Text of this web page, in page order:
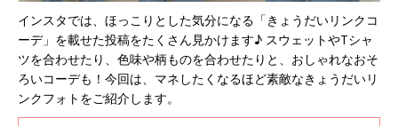
インスタでは、ほっこりとした気分になる「きょうだいリンクコ
ーデ」を載せた投稿をたくさん見かけます♪ スウェットやTシャ
ツを合わせたり、色味や柄ものを合わせたりと、おしゃれなおそ
ろいコーデも！今回は、マネしたくなるほど素敵なきょうだいリ
ンクフォトをご紹介します。